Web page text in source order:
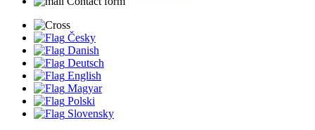
Česky
Danish
Deutsch
English
Magyar
Polski
Slovensky